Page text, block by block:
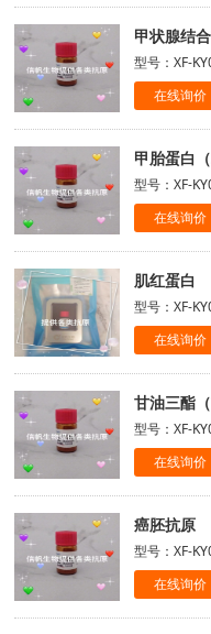
甲状腺结
型号：XF-
在线询价
甲胎蛋白（
型号：XF-
在线询价
肌红蛋白
型号：XF-
在线询价
甘油三酯（
型号：XF-
在线询价
癌胚抗原
型号：XF-
在线询价